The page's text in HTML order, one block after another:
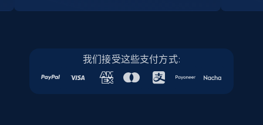
Company id, Job location, Job summary, Job
2.2K+ 注册使用
我们接受这些支付方式: